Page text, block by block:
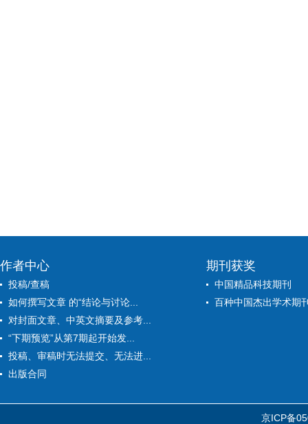
作者中心
投稿/查稿
如何撰写文章 的“结论与讨论...
对封面文章、中英文摘要及参考...
“下期预览”从第7期起开始发...
投稿、审稿时无法提交、无法进...
出版合同
期刊获奖
中国精品科技期刊
百种中国杰出学术期
京ICP备